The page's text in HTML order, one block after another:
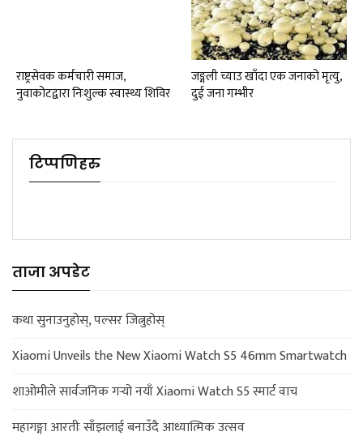
राष्ट्रसेवक कर्मचारी समाज,
नुवाकोटद्वारा निःशुल्क स्वास्थ्य शिविर
जङ्गली च्याउ खाँदा एक जनाको मृत्यु,
दुई जना गम्भीर
टिप्पणिहरु
ताजा अपडेट
कथा सुनाउनुहोस्, पल्सर जित्नुहोस्
Xiaomi Unveils the New Xiaomi Watch S5 46mm Smartwatch
शाओमीले सार्वजनिक गर्‍यो नयाँ Xiaomi Watch S5 स्मार्ट वाच
महागङ्गा आरतीः साँझलाई बनाउँदै आध्यात्मिक उत्सव